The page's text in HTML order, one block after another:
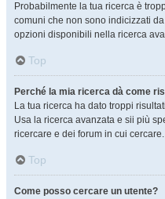
Probabilmente la tua ricerca è
comuni che non sono indicizzati
opzioni disponibili nella ricerca
Top
Perché la mia ricerca dà come
La tua ricerca ha dato troppi
Usa la ricerca avanzata e sii più
ricercare e dei forum in cui cercare.
Top
Come posso cercare un utente?